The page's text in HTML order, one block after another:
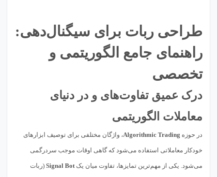
طراحی ربات برای سیگنال‌دهی:
راهنمای جامع الگوریتمی و
تخصصی
درک عمیق تفاوت‌های و در دنیای
معاملات الگوریتمی
در حوزه Algorithmic Trading، واژگان مختلفی برای توصیف ابزارهای
خودکار معاملاتی استفاده می‌شود که گاهی اوقات موجب سردرگمی
می‌شود. یکی از مهم‌ترین تمایزها، تفاوت میان یکSignal Bot (ربات